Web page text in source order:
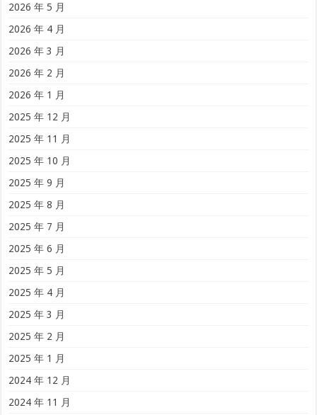
2026 年 5 月
2026 年 4 月
2026 年 3 月
2026 年 2 月
2026 年 1 月
2025 年 12 月
2025 年 11 月
2025 年 10 月
2025 年 9 月
2025 年 8 月
2025 年 7 月
2025 年 6 月
2025 年 5 月
2025 年 4 月
2025 年 3 月
2025 年 2 月
2025 年 1 月
2024 年 12 月
2024 年 11 月